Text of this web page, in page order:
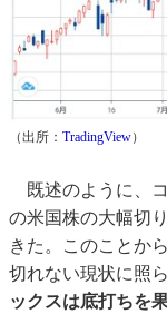
（出所： TradingView）
既述のように、
の米国株の大幅切
きた。このことか
切れない現状に照
ックスは底打ちを